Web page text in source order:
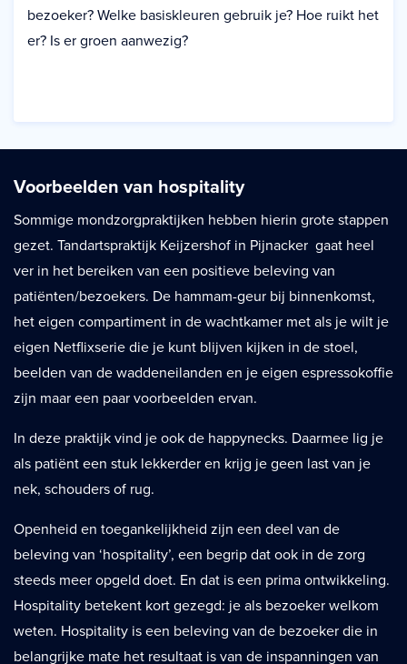
bezoeker? Welke basiskleuren gebruik je? Hoe ruikt het
er? Is er groen aanwezig?
Voorbeelden van hospitality
Sommige mondzorgpraktijken hebben hierin grote stappen
gezet. Tandartspraktijk Keijzershof in Pijnacker gaat heel
ver in het bereiken van een positieve beleving van
patiënten/bezoekers. De hammam-geur bij binnenkomst,
het eigen compartiment in de wachtkamer met als je wilt je
eigen Netflixserie die je kunt blijven kijken in de stoel,
beelden van de waddeneilanden en je eigen espressokoffie
zijn maar een paar voorbeelden ervan.
In deze praktijk vind je ook de happynecks. Daarmee lig je
als patiënt een stuk lekkerder en krijg je geen last van je
nek, schouders of rug.
Openheid en toegankelijkheid zijn een deel van de
beleving van ‘hospitality’, een begrip dat ook in de zorg
steeds meer opgeld doet. En dat is een prima ontwikkeling.
Hospitality betekent kort gezegd: je als bezoeker welkom
weten. Hospitality is een beleving van de bezoeker die in
belangrijke mate het resultaat is van de inspanningen van